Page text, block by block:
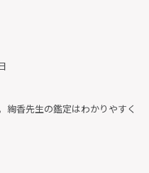
絢香先生の鑑定はわかりやすく